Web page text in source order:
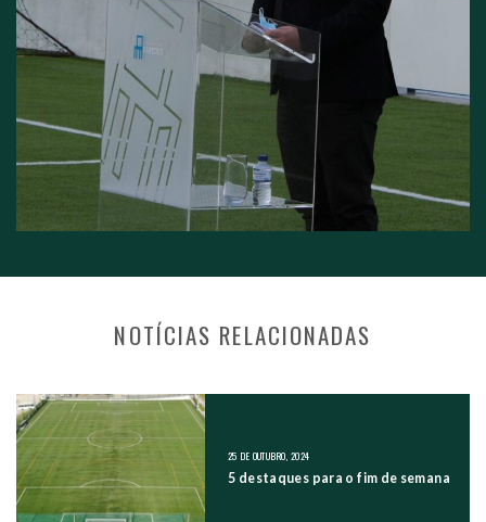
NOTÍCIAS RELACIONADAS
NAVEGAÇÃO NOS POSTS
25 DE OUTUBRO, 2024
5 destaques para o fim de semana